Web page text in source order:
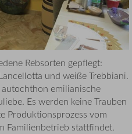
Rebsorten gepflegt:
und weiße Trebbiani.
emilianische
Es werden keine Trauben
Produktionsprozess vom
Familienbetrieb stattfindet.